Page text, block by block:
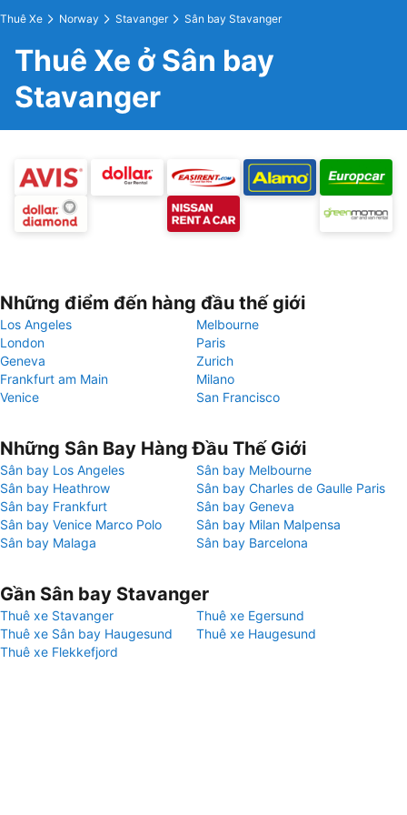
Thuê Xe Norway Stavanger Sân bay Stavanger
Thuê Xe ở Sân bay
Stavanger
Những điểm đến hàng đầu thế giới
Los Angeles
Melbourne
London
Paris
Geneva
Zurich
Frankfurt am Main
Milano
Venice
San Francisco
Những Sân Bay Hàng Đầu Thế Giới
Sân bay Los Angeles
Sân bay Melbourne
Sân bay Heathrow
Sân bay Charles de Gaulle Paris
Sân bay Frankfurt
Sân bay Geneva
Sân bay Venice Marco Polo
Sân bay Milan Malpensa
Sân bay Malaga
Sân bay Barcelona
Gần Sân bay Stavanger
Thuê xe Stavanger
Thuê xe Egersund
Thuê xe Sân bay Haugesund
Thuê xe Haugesund
Thuê xe Flekkefjord